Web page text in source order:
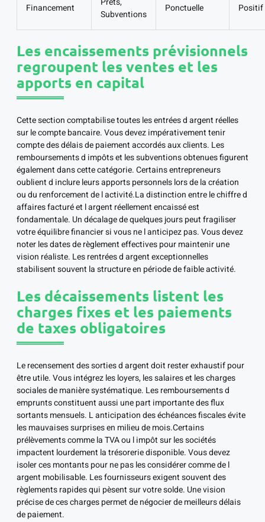
Financement
Subventions
Ponctuelle Positif
Les encaissements prévisionnels
regroupent les ventes et les
apports en capital
Cette section comptabilise toutes les entrées d argent réelles
sur le compte bancaire. Vous devez impérativement tenir
compte des délais de paiement accordés aux clients. Les
remboursements d impôts et les subventions obtenues figurent
également dans cette catégorie. Certains entrepreneurs
oublient d inclure leurs apports personnels lors de la création
ou du renforcement de l activité.La distinction entre le chiffre d
affaires facturé et l argent réellement encaissé est
fondamentale. Un décalage de quelques jours peut fragiliser
votre équilibre financier si vous ne l anticipez pas. Vous devez
noter les dates de règlement effectives pour maintenir une
vision réaliste. Les rentrées d argent exceptionnelles
stabilisent souvent la structure en période de faible activité.
Les décaissements listent les
charges fixes et les paiements
de taxes obligatoires
Le recensement des sorties d argent doit rester exhaustif pour
être utile. Vous intégrez les loyers, les salaires et les charges
sociales de manière systématique. Les remboursements d
emprunts constituent aussi une part importante des flux
sortants mensuels. L anticipation des échéances fiscales évite
les mauvaises surprises en milieu de mois.Certains
prélèvements comme la TVA ou l impôt sur les sociétés
impactent lourdement la trésorerie disponible. Vous devez
isoler ces montants pour ne pas les considérer comme de l
argent mobilisable. Les fournisseurs exigent souvent des
règlements rapides qui pèsent sur votre solde. Une vision
précise de ces charges permet de négocier de meilleurs délais
de paiement.